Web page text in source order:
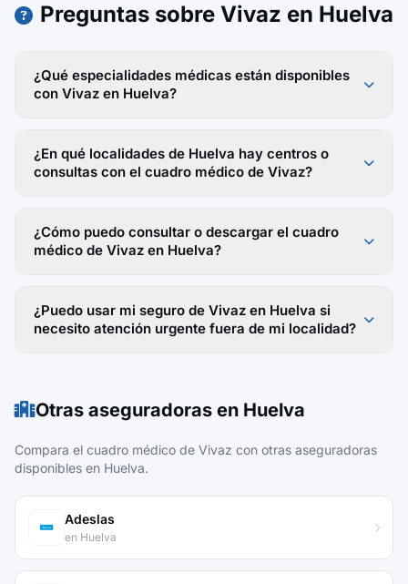
Preguntas sobre Vivaz en Huelva
¿Qué especialidades médicas están disponibles
con Vivaz en Huelva?
¿En qué localidades de Huelva hay centros o
consultas con el cuadro médico de Vivaz?
¿Cómo puedo consultar o descargar el cuadro
médico de Vivaz en Huelva?
¿Puedo usar mi seguro de Vivaz en Huelva si
necesito atención urgente fuera de mi localidad?
Otras aseguradoras en Huelva
Compara el cuadro médico de Vivaz con otras aseguradoras
disponibles en Huelva.
Adeslas
en Huelva